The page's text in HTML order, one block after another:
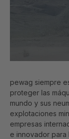
pewag siempre
proteger las
mundo y sus
explotaciones
empresas
e innovador para